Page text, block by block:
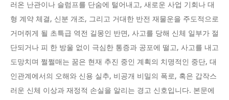
러온 난관이나 슬럼프를 단숨에 털어내고, 새로운 사업 기회나 대
형 계약 체결, 신분 개조, 그리고 거대한 반전 재물운을 주도적으로
거머쥐게 될 초특급 역전 길몽인 반면, 사고를 당해 신체 일부가 절
단되거나 피 한 방울 없이 극심한 통증과 공포에 떨고, 사고를 내고
도망치며 쩔쩔매는 꿈은 현재 추진 중인 계획의 치명적인 중단, 대
인관계에서의 오해와 신용 실추, 비공개 비밀의 폭로, 혹은 갑작스
러운 신체 이상과 재정적 손실을 알리는 경고 신호입니다. 본문에